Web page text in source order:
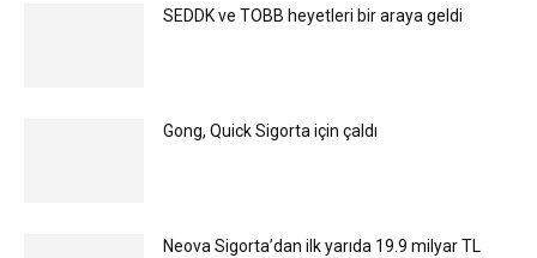
SEDDK ve TOBB heyetleri bir araya geldi
Gong, Quick Sigorta için çaldı
Neova Sigorta’dan ilk yarıda 19.9 milyar TL